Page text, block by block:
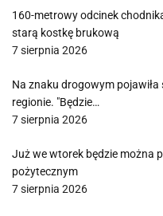
160-metrowy odcinek
starą kostkę brukową
7 sierpnia 2026
Na znaku drogowym
regionie. "Będzie…
7 sierpnia 2026
Już we wtorek będzie można
pożytecznym
7 sierpnia 2026